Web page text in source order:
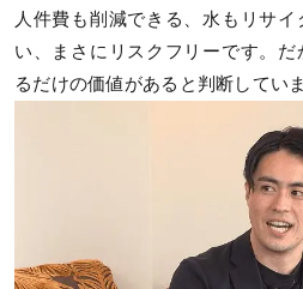
人件費も削減できる、水もリサ
い、まさにリスクフリーです。
るだけの価値があると判断していま